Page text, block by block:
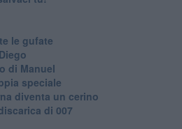
le gufate
di Manuel
speciale
diventa un cerino
di 007